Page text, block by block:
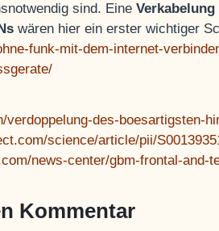
sind. Eine
wären hier ein erster wichtiger
funk-mit-dem-internet-
verdoppelung-des-boesartigsten-
science/article/pii/
news-center/gbm-frontal-and-
Kommentar